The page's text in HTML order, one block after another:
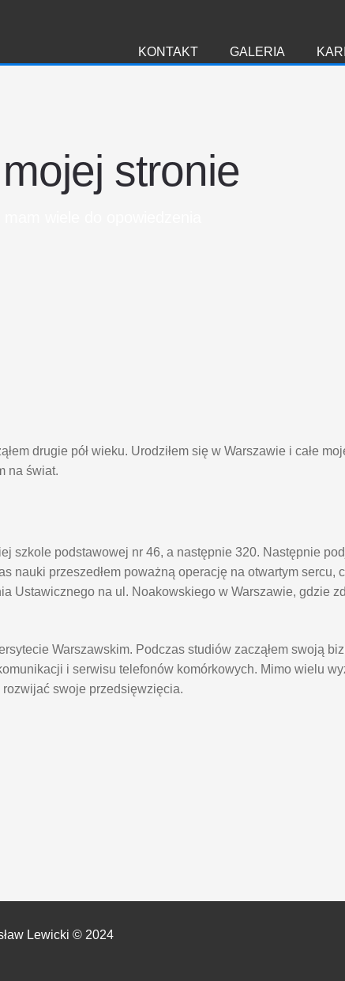
GALERIA
KONTAKT
stronie
drugie pół wieku. Urodziłem się w Warszawie i całe
na świat.
szkole podstawowej nr 46, a następnie 320. Następnie
przeszedłem poważną operację na otwartym sercu,
Ustawicznego na ul. Noakowskiego w Warszawie, gdzie
Warszawskim. Podczas studiów zacząłem swoją
i serwisu telefonów komórkowych. Mimo wielu
rozwijać swoje przedsięwzięcia.
Lewicki © 2024